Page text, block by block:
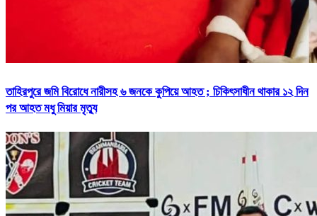
তাহিরপুরে জমি বিরোধে নারীসহ ৬ জনকে কুপিয়ে আহত ; চিকিৎসাধীন থাকার ১২ দিন
পর আহত মধু মিয়ার মৃত্যু